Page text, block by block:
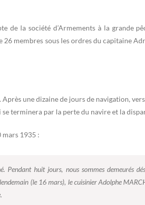
la société d’Armements à la grande
membres sous les ordres du capitaine
une dizaine de jours de navigation,
terminera par la perte du navire et la
mars 1935 :
huit jours, nous sommes demeurés
(le 16 mars), le cuisinier Adolphe